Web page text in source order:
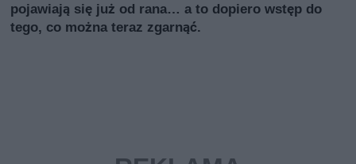
pojawiają się już od rana… a to dopiero wstęp do
tego, co można teraz zgarnąć.